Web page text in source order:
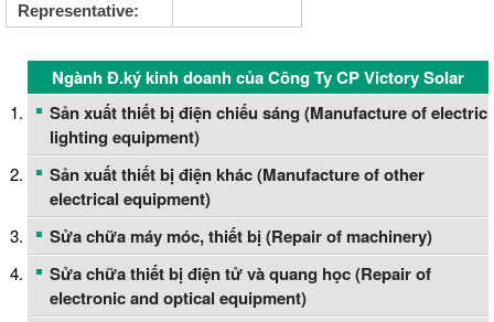
Representative:
Ngành Đ.ký kinh doanh của Công Ty CP Victory Solar
Sản xuất thiết bị điện chiếu sáng (Manufacture of electric
lighting equipment)
Sản xuất thiết bị điện khác (Manufacture of other
electrical equipment)
Sửa chữa máy móc, thiết bị (Repair of machinery)
Sửa chữa thiết bị điện tử và quang học (Repair of
electronic and optical equipment)